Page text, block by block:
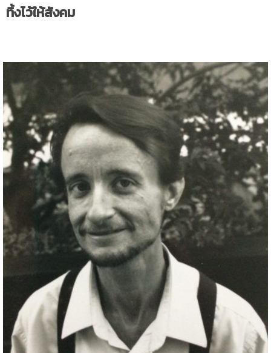
ทิ้งไว้ให้สังคม